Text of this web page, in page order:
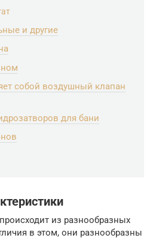
и другие
собой воздушный клапан
для бани
из разнообразных
в этом, они разнообразны